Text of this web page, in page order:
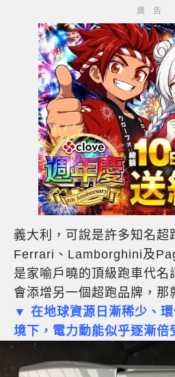
義大利，可說是許多知名超
Ferrari、Lamborghini及
是家喻戶曉的頂級跑車代
會添增另一個超跑品牌，
▼ 在地球資源日漸稀少、
境下，電力動能似乎逐漸倍